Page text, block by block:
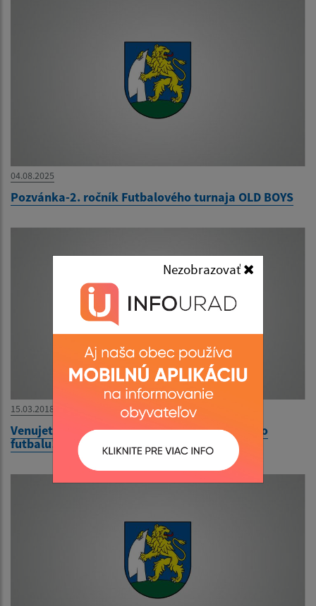
Nezobrazovať
04.08.2025
Pozvánka-2. ročník Futbalového turnaja OLD BOYS
15.03.2018
Venujete 2% zo svojich daní na podporu nášho
futbalu!